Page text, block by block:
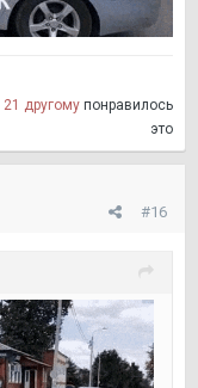
21 другому понравилось
это
#16